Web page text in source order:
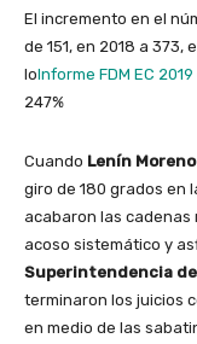
El incremento en el
de 151, en 2018 a 373,
loInforme FDM EC
247%
Cuando Lenín Moreno
giro de 180 grados en
acabaron las cadenas
acoso sistemático y
Superintendencia
terminaron los juicios
en medio de las